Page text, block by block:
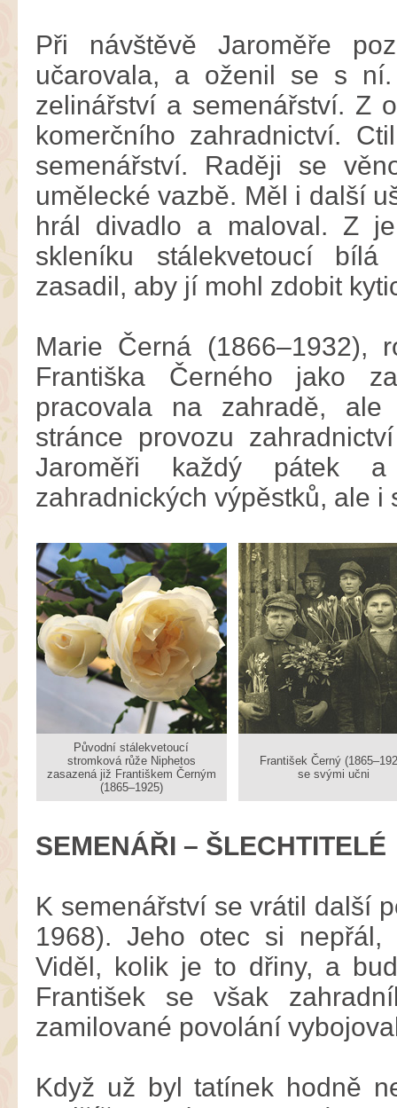
Při návštěvě Jaroměře
učarovala, a oženil se s
zelinářství a semenářství. Z
komerčního zahradnictví.
semenářství. Raději se
umělecké vazbě. Měl i další
hrál divadlo a maloval. Z
skleníku stálekvetoucí
zasadil, aby jí mohl zdobit
Marie Černá (1866–1932),
Františka Černého jako
pracovala na zahradě,
stránce provozu
Jaroměři každý pátek
zahradnických výpěstků, ale i
Původní stálekvetoucí
stromková růže Niphetos
zasazená již Františkem Černým
(1865–1925)
František Černý
se svými učni
SEMENÁŘI – ŠLECHTITELÉ
K semenářství se vrátil další
1968). Jeho otec si nepřál,
Viděl, kolik je to dřiny, a
František se však
zamilované povolání
Když už byl tatínek hodně